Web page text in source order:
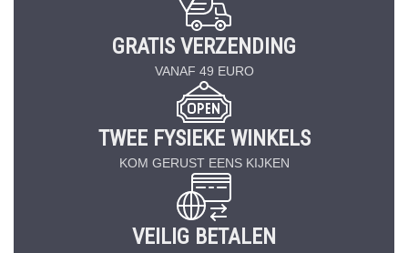
GRATIS VERZENDING
VANAF 49 EURO
TWEE FYSIEKE WINKELS
KOM GERUST EENS KIJKEN
VEILIG BETALEN